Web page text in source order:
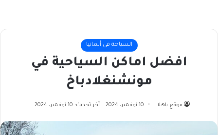
السياحة في ألمانيا
افضل اماكن السياحية في
مونشنغلادباخ
موقع ياهلا 10 نوفمبر، 2024 آخر تحديث: 10 نوفمبر، 2024